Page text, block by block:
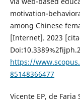
motivation-
among Chinese
[Internet]. 2023
https://
85148366477
Vicente EP, de Faria